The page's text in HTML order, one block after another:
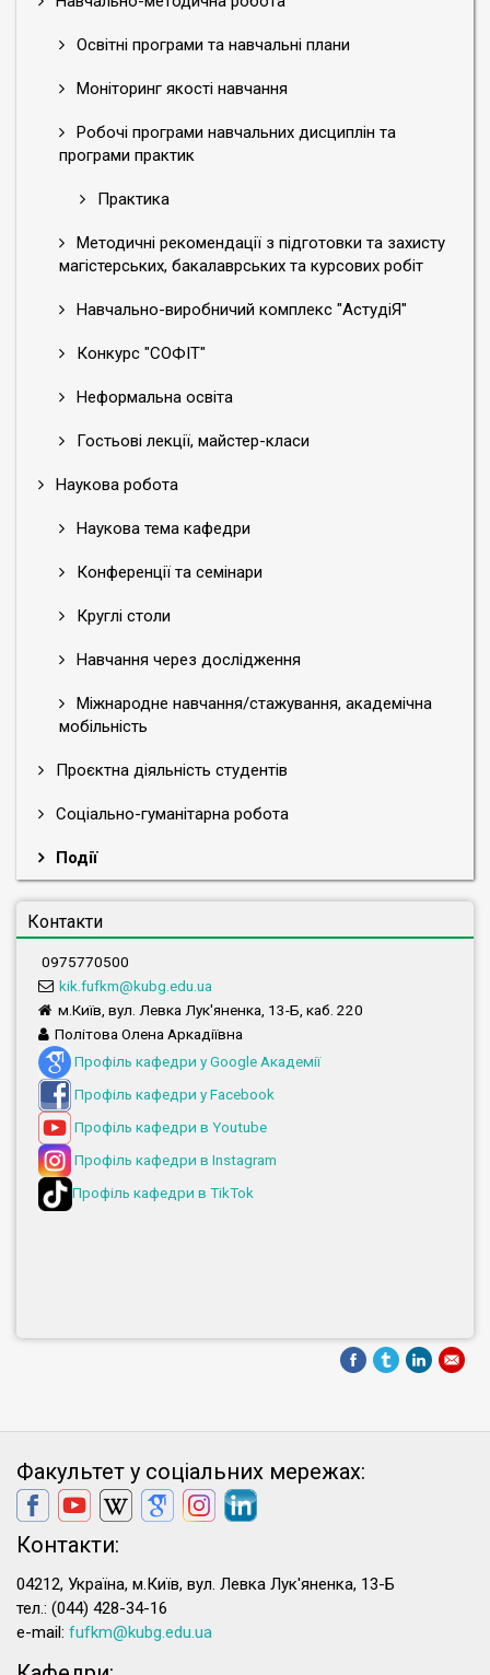
Освітні програми та навчальні плани
Моніторинг якості навчання
Робочі програми навчальних дисциплін та
програми практик
Практика
Методичні рекомендації з підготовки та захисту
магістерських, бакалаврських та курсових робіт
Навчально-виробничий комплекс "АстудіЯ"
Конкурс "СОФІТ"
Неформальна освіта
Гостьові лекції, майстер-класи
Наукова робота
Наукова тема кафедри
Конференції та семінари
Круглі столи
Навчання через дослідження
Міжнародне навчання/стажування, академічна
мобільність
Проєктна діяльність студентів
Соціально-гуманітарна робота
Події
Контакти
0975770500
kik.fufkm@kubg.edu.ua
м.Київ, вул. Левка Лук'яненка, 13-Б, каб. 220
Політова Олена Аркадіївна
Профіль кафедри у Google Академії
Профіль кафедри у Facebook
Профіль кафедри в Youtube
Профіль кафедри в Instagram
Профіль кафедри в TikTok
Факультет у соціальних мережах:
Контакти:
04212, Україна, м.Київ, вул. Левка Лук'яненка, 13-Б
тел.: (044) 428-34-16
e-mail: fufkm@kubg.edu.ua